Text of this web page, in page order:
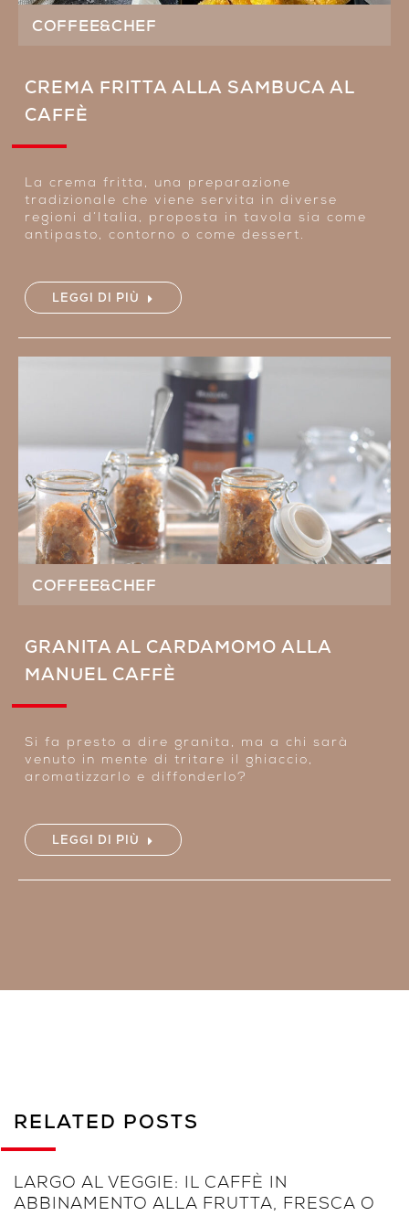
COFFEE&CHEF
CREMA FRITTA ALLA SAMBUCA AL
CAFFÈ
La crema fritta, una preparazione
tradizionale che viene servita in diverse
regioni d’Italia, proposta in tavola sia come
antipasto, contorno o come dessert.
LEGGI DI PIÙ
COFFEE&CHEF
GRANITA AL CARDAMOMO ALLA
MANUEL CAFFÈ
Si fa presto a dire granita, ma a chi sarà
venuto in mente di tritare il ghiaccio,
aromatizzarlo e diffonderlo?
LEGGI DI PIÙ
RELATED POSTS
LARGO AL VEGGIE: IL CAFFÈ IN
ABBINAMENTO ALLA FRUTTA, FRESCA O